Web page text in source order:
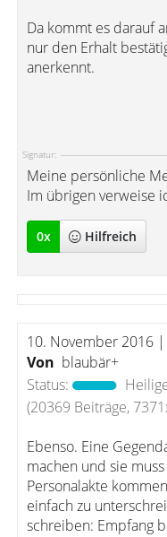
Da kommt es darauf
nur den Erhalt
anerkennt.
Signatur:
Meine persönliche
Im übrigen verweise
0x Hilfreich
10. November 2016
Von blaubär+
Status:
(20369 Beiträge,
Ebenso. Eine
machen und sie
Personalakte
einfach zu
schreiben: Empfang